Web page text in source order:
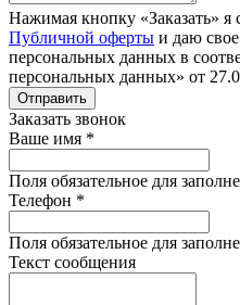
Нажимая кнопку «Заказать» я
Публичной оферты и даю
персональных данных в
персональных данных» от
Отправить
Заказать звонок
Ваше имя *
Поля обязательное для
Телефон *
Поля обязательное для
Текст сообщения